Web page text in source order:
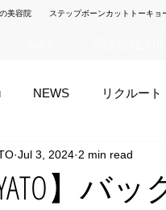
美容院 ステップボーンカットトーキョ
NEWS リクルート
夏菜 TAISEI
】
Jul 3, 2024 2 min read